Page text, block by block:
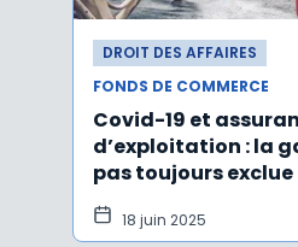
DROIT DES AFFAIRES
FONDS DE COMMERCE
Covid-19 et
d’exploitation : la
pas toujours exclue
18 juin 2025